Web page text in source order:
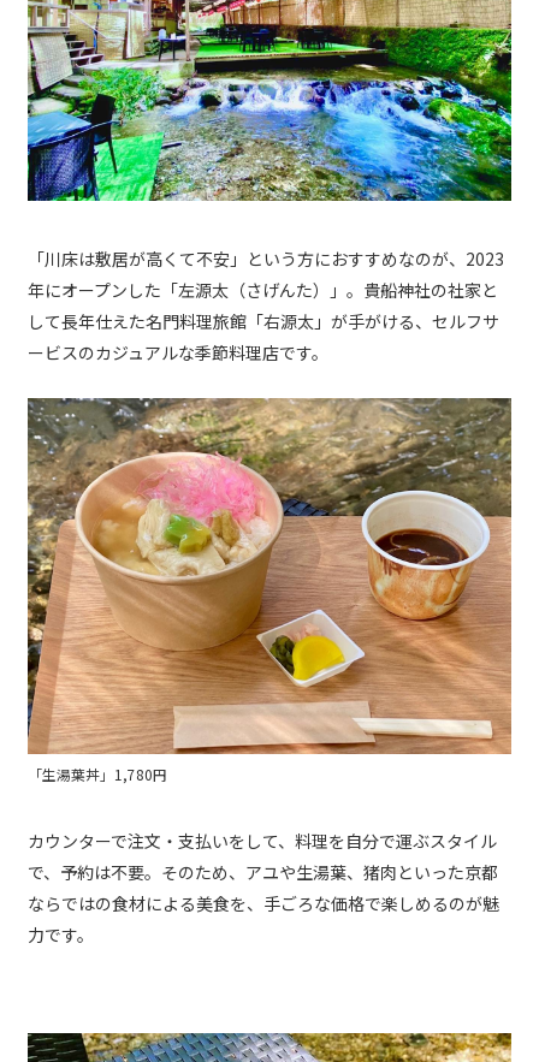
「川床は敷居が高くて不安」という方におすすめなのが、2023
年にオープンした「左源太（さげんた）」。貴船神社の社家と
して長年仕えた名門料理旅館「右源太」が手がける、セルフサ
ービスのカジュアルな季節料理店です。
「生湯葉丼」1,780円
カウンターで注文・支払いをして、料理を自分で運ぶスタイル
で、予約は不要。そのため、アユや生湯葉、猪肉といった京都
ならではの食材による美食を、手ごろな価格で楽しめるのが魅
力です。